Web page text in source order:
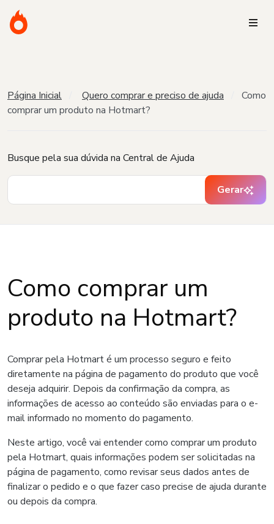
Página Inicial Quero comprar e preciso de ajuda
Como
comprar um produto na Hotmart?
Busque pela sua dúvida na Central de Ajuda
Gerar
Como comprar um
produto na Hotmart?
Comprar pela Hotmart é um processo seguro e feito
diretamente na página de pagamento do produto que você
deseja adquirir. Depois da confirmação da compra, as
informações de acesso ao conteúdo são enviadas para o e-
mail informado no momento do pagamento.
Neste artigo, você vai entender como comprar um produto
pela Hotmart, quais informações podem ser solicitadas na
página de pagamento, como revisar seus dados antes de
finalizar o pedido e o que fazer caso precise de ajuda durante
ou depois da compra.